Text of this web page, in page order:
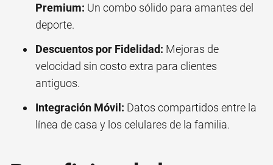
Premium: Un combo sólido para amantes del
deporte.
Descuentos por Fidelidad: Mejoras de
velocidad sin costo extra para clientes
antiguos.
Integración Móvil: Datos compartidos entre la
línea de casa y los celulares de la familia.